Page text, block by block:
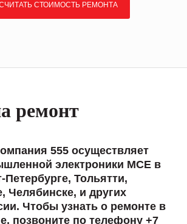
СТОИМОСТЬ РЕМОНТА
ремонт
555 осуществляет
электроники MCE в
Петербурге, Тольятти,
Челябинске, и других
Чтобы узнать о ремонте в
позвоните по телефону +7